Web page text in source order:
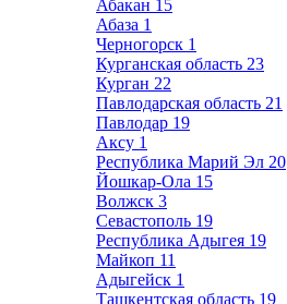
Абакан 15
Абаза 1
Черногорск 1
Курганская область 23
Курган 22
Павлодарская область 21
Павлодар 19
Аксу 1
Республика Марий Эл 20
Йошкар-Ола 15
Волжск 3
Севастополь 19
Республика Адыгея 19
Майкоп 11
Адыгейск 1
Ташкентская область 19